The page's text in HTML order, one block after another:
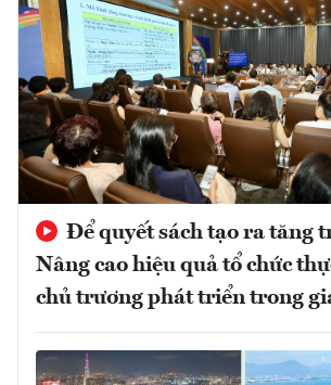
Để quyết sách tạo ra tăng
Nâng cao hiệu quả tổ chức
chủ trương phát triển trong